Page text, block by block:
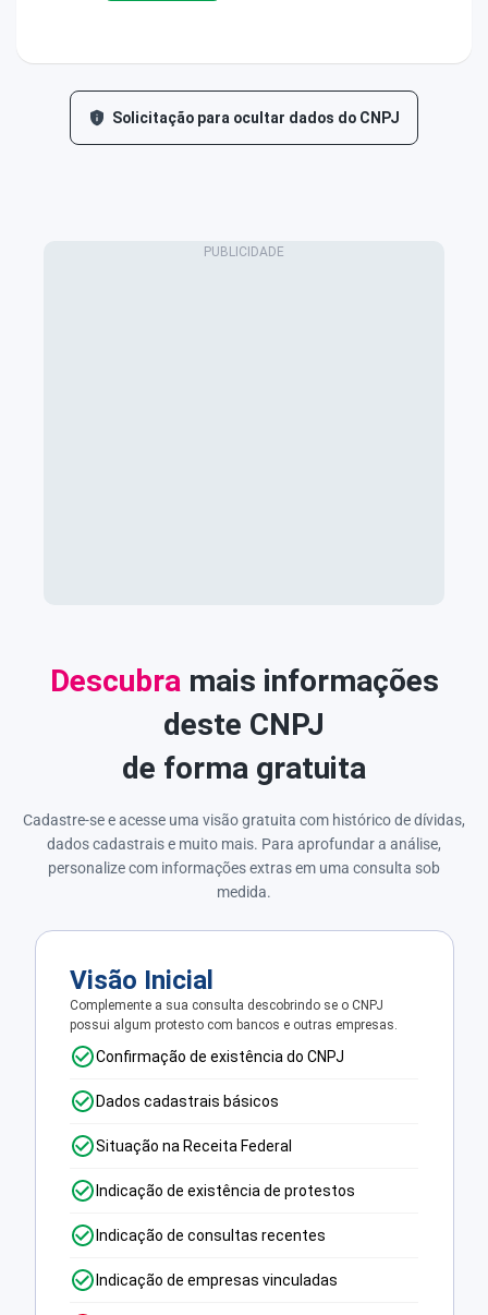
Solicitação para ocultar dados do CNPJ
Descubra mais informações
deste CNPJ
de forma gratuita
Cadastre-se e acesse uma visão gratuita com histórico de dívidas,
dados cadastrais e muito mais. Para aprofundar a análise,
personalize com informações extras em uma consulta sob
medida.
Visão Inicial
Complemente a sua consulta descobrindo se o CNPJ
possui algum protesto com bancos e outras empresas.
Confirmação de existência do CNPJ
Dados cadastrais básicos
Situação na Receita Federal
Indicação de existência de protestos
Indicação de consultas recentes
Indicação de empresas vinculadas